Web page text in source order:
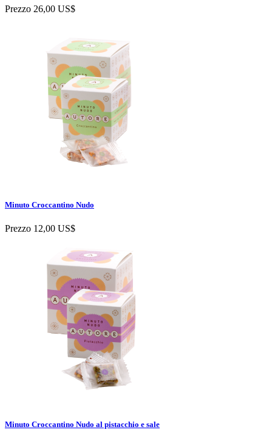
Prezzo 26,00 US$
Minuto Croccantino Nudo
Prezzo 12,00 US$
Minuto Croccantino Nudo al pistacchio e sale